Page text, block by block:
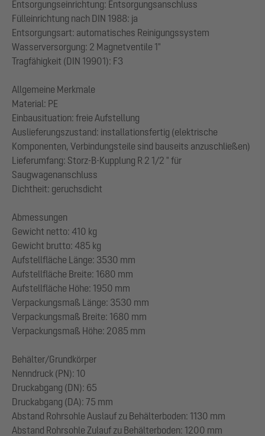
Entsorgungseinrichtung: Entsorgungsanschluss
Fülleinrichtung nach DIN 1988: ja
Entsorgungsart: automatisches Reinigungssystem
Wasserversorgung: 2 Magnetventile 1"
Tragfähigkeit (DIN 19901): F3
Allgemeine Merkmale
Material: PE
Einbausituation: freie Aufstellung
Auslieferungszustand: installationsfertig (elektrische
Komponenten, Verbindungsteile sind bauseits anzuschließen)
Lieferumfang: Storz-B-Kupplung R 2 1/2 " für
Saugwagenanschluss
Dichtheit: geruchsdicht
Abmessungen
Gewicht netto: 410 kg
Gewicht brutto: 485 kg
Aufstellfläche Länge: 3530 mm
Aufstellfläche Breite: 1680 mm
Aufstellfläche Höhe: 1950 mm
Verpackungsmaß Länge: 3530 mm
Verpackungsmaß Breite: 1680 mm
Verpackungsmaß Höhe: 2085 mm
Behälter/Grundkörper
Nenndruck (PN): 10
Druckabgang (DN): 65
Druckabgang (DA): 75 mm
Abstand Rohrsohle Auslauf zu Behälterboden: 1130 mm
Abstand Rohrsohle Zulauf zu Behälterboden: 1200 mm